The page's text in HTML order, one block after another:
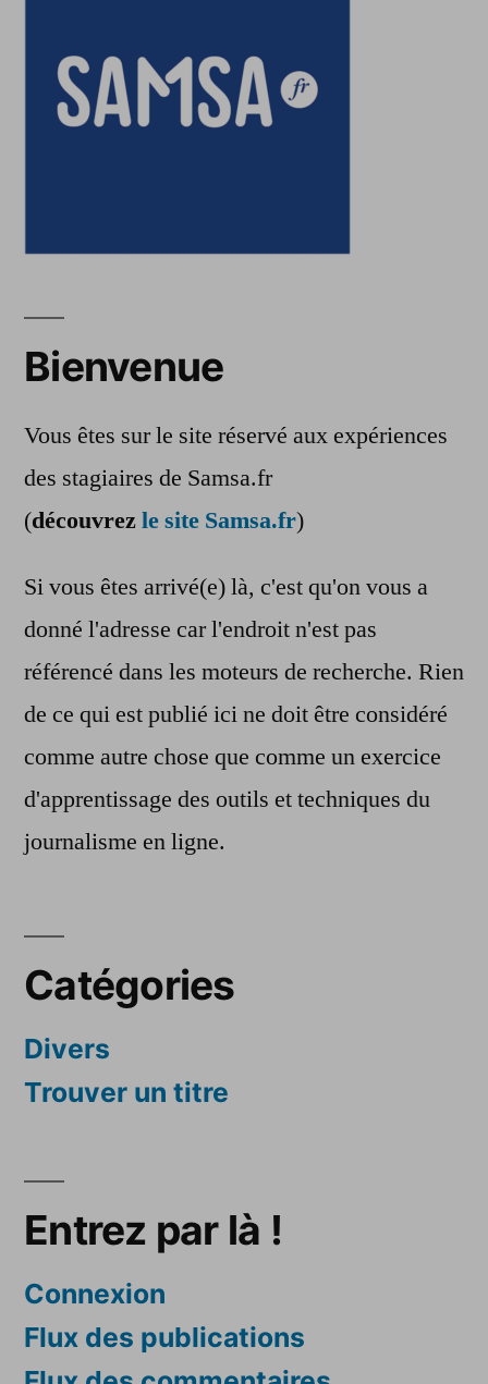
Bienvenue
Vous êtes sur le site réservé aux expériences
des stagiaires de Samsa.fr
(découvrezle site Samsa.fr)
Si vous êtes arrivé(e) là, c'est qu'on vous a
donné l'adresse car l'endroit n'est pas
référencé dans les moteurs de recherche. Rien
de ce qui est publié ici ne doit être considéré
comme autre chose que comme un exercice
d'apprentissage des outils et techniques du
journalisme en ligne.
Catégories
Divers
Trouver un titre
Entrez par là !
Connexion
Flux des publications